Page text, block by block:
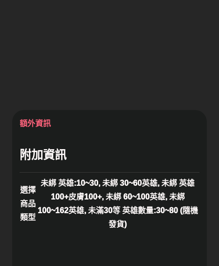
額外資訊
附加資訊
選擇
商品
類型
未綁 英雄:10~30, 未綁 30~60英雄, 未綁 英雄
100+皮膚100+, 未綁 60~100英雄, 未綁
100~162英雄, 未滿30等 英雄數量:30~80 (隨機
發貨)